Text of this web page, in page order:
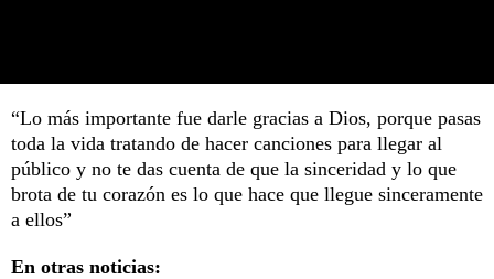
“Lo más importante fue darle gracias a Dios, porque pasas
toda la vida tratando de hacer canciones para llegar al
público y no te das cuenta de que la sinceridad y lo que
brota de tu corazón es lo que hace que llegue sinceramente
a ellos”
En otras noticias: